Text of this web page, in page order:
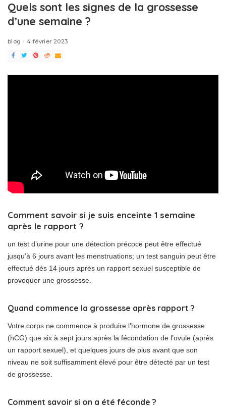
Quels sont les signes de la grossesse
d’une semaine ?
blog 4 février 2023
Comment savoir si je suis enceinte 1 semaine
après le rapport ?
un test d’urine pour une détection précoce peut être effectué
jusqu’à 6 jours avant les menstruations; un test sanguin peut être
effectué dès 14 jours après un rapport sexuel susceptible de
provoquer une grossesse.
Quand commence la grossesse après rapport ?
Votre corps ne commence à produire l’hormone de grossesse
(hCG) que six à sept jours après la fécondation de l’ovule (après
un rapport sexuel), et quelques jours de plus avant que son
niveau ne soit suffisamment élevé pour être détecté par un test
de grossesse.
Comment savoir si on a été féconde ?